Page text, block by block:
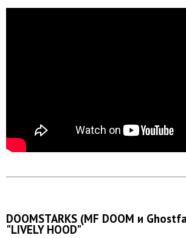
DOOMSTARKS (MF DOOM и
"LIVELY HOOD"